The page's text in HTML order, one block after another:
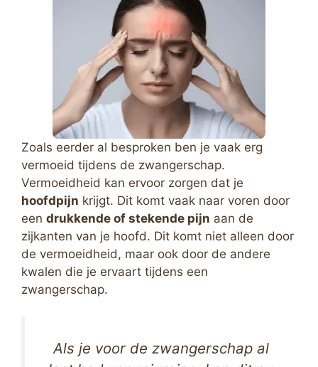
Zoals eerder al besproken ben je vaak erg
vermoeid tijdens de zwangerschap.
Vermoeidheid kan ervoor zorgen dat je
hoofdpijn krijgt. Dit komt vaak naar voren door
een drukkende of stekende pijn aan de
zijkanten van je hoofd. Dit komt niet alleen door
de vermoeidheid, maar ook door de andere
kwalen die je ervaart tijdens een
zwangerschap.
Als je voor de zwangerschap al